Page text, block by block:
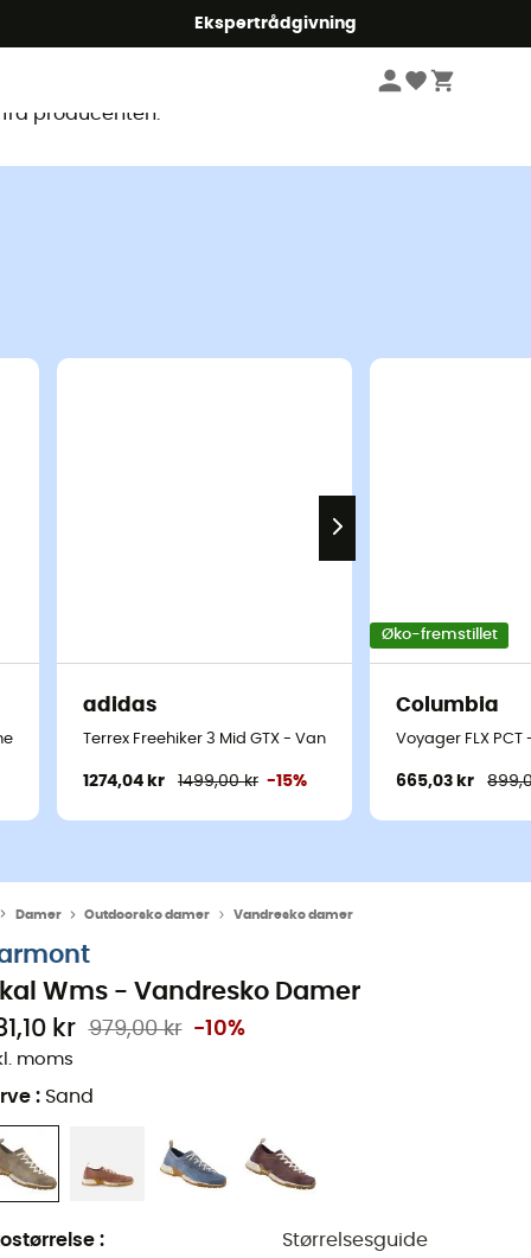
Ekspertrådgivning
producenten.
adidas
Terrex Freehiker 3 Mid GTX - Vandresko - Damer
1274,04 kr 1499,00 kr -15%
Øko-fremstillet
Columbia
Voyager FLX
665,03 kr
Damer Outdoorsko damer Vandresko damer
Wms - Vandresko Damer
kr 979,00 kr -10%
moms
: Sand
: Størrelsesguide